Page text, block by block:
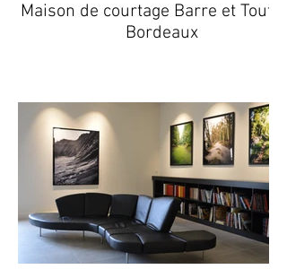
Maison de courtage Barre et Touton
Bordeaux